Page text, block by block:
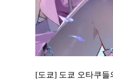
[도쿄] 도쿄 오타쿠들